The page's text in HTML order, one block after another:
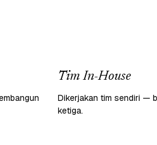
Tim In-House
Dikerjakan tim sendiri —
ketiga.